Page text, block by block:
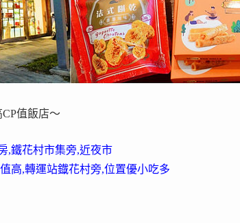
值飯店～
,鐵花村市集旁,近夜市
高,轉運站鐡花村旁,位置優小吃多